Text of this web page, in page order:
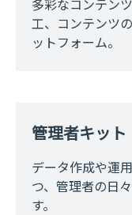
多彩なコンテン
工、コンテンツ
ットフォーム。
管理者キット
データ作成や運
つ、管理者の日
す。